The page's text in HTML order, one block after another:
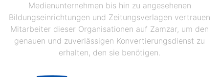
Medienunternehmen bis hin zu angesehenen
Bildungseinrichtungen und Zeitungsverlagen vertrauen
Mitarbeiter dieser Organisationen auf Zamzar, um den
genauen und zuverlässigen Konvertierungsdienst zu
erhalten, den sie benötigen.